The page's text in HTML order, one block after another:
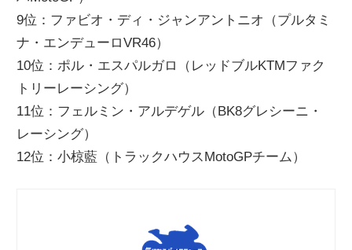
9位：ファビオ・ディ・ジャンアントニオ（プルタミ
ナ・エンデューロVR46）
10位：ポル・エスパルガロ（レッドブルKTMファク
トリーレーシング）
11位：フェルミン・アルデゲル（BK8グレシーニ・
レーシング）
12位：小椋藍（トラックハウスMotoGPチーム）